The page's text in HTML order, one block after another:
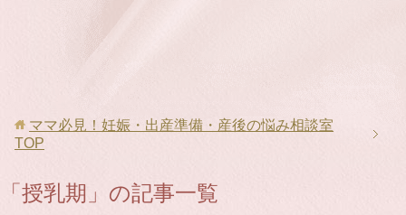
ママ必見！妊娠・出産準備・産後の悩み相談室
TOP
「授乳期」の記事一覧